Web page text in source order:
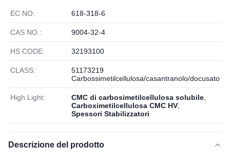
EC NO: 618-318-6
CAS NO.: 9004-32-4
HS CODE: 32193100
CLASS:
51173219
Carbossimetilcellulosa/casantranolo/docusato
High Light: CMC di carbosimetilcellulosa solubile
Carboximetilcellulosa CMC HV
Spessori Stabilizzatori
Descrizione del prodotto